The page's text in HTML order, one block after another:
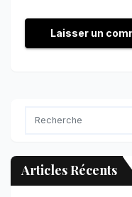
Articles Récents